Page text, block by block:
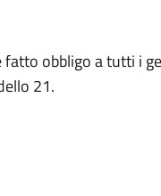
fatto obbligo a tutti i
21.